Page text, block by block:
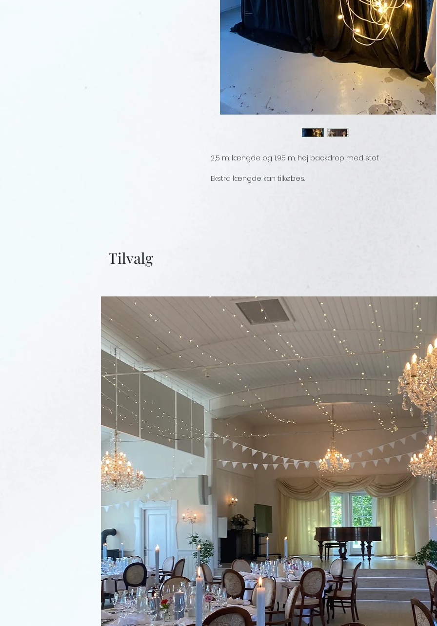
2,5 m. længde og 1,95 m. høj backdrop med stof.
Ekstra længde kan tilkøbes.
Tilvalg